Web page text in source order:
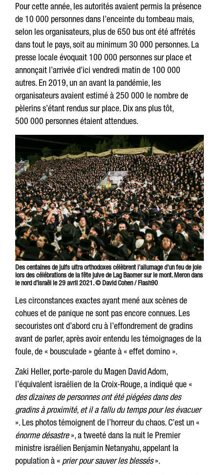
Pour cette année, les autorités avaient permis la présence
de 10 000 personnes dans l’enceinte du tombeau mais,
selon les organisateurs, plus de 650 bus ont été affrétés
dans tout le pays, soit au minimum 30 000 personnes. La
presse locale évoquait 100 000 personnes sur place et
annonçait l’arrivée d’ici vendredi matin de 100 000
autres. En 2019, un an avant la pandémie, les
organisateurs avaient estimé à 250 000 le nombre de
pèlerins s’étant rendus sur place. Dix ans plus tôt,
500 000 personnes étaient attendues.
Des centaines de juifs ultra orthodoxes célèbrent l’allumage d’un feu de joie
lors des célébrations de la fête juive de Lag Baomer sur le mont. Meron dans
le nord d’Israël le 29 avril 2021. © David Cohen / Flash90
Les circonstances exactes ayant mené aux scènes de
cohues et de panique ne sont pas encore connues. Les
secouristes ont d’abord cru à l’effondrement de gradins
avant de parler, après avoir entendu les témoignages de la
foule, de « bousculade » géante à « effet domino ».
Zaki Heller, porte-parole du Magen David Adom,
l’équivalent israélien de la Croix-Rouge, a indiqué que «
des dizaines de personnes ont été piégées dans des
gradins à proximité, et il a fallu du temps pour les évacuer
». Les photos témoignent de l’horreur du chaos. C’est un «
énorme désastre», a tweeté dans la nuit le Premier
ministre israélien Benjamin Netanyahu, appelant la
population à « prier pour sauver les blessés».